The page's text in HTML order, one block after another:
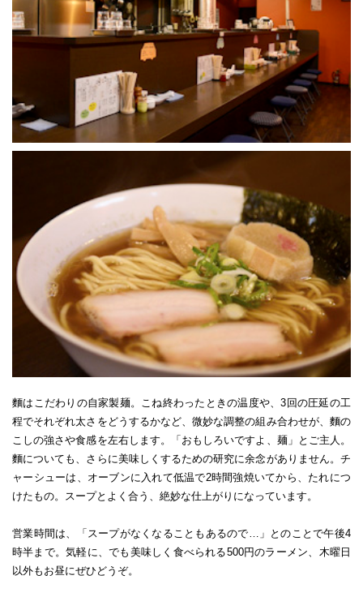
麵はこだわりの自家製麺。こね終わったときの温度や、3回の圧延の工
程でそれぞれ太さをどうするかなど、微妙な調整の組み合わせが、麵の
こしの強さや食感を左右します。「おもしろいですよ、麺」とご主人。
麵についても、さらに美味しくするための研究に余念がありません。チ
ャーシューは、オーブンに入れて低温で2時間強焼いてから、たれにつ
けたもの。スープとよく合う、絶妙な仕上がりになっています。
営業時間は、「スープがなくなることもあるので…」とのことで午後4
時半まで。気軽に、でも美味しく食べられる500円のラーメン、木曜日
以外もお昼にぜひどうぞ。